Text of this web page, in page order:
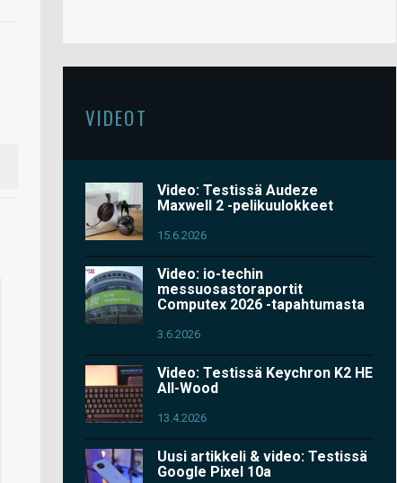
VIDEOT
Video: Testissä Audeze
Maxwell 2 -pelikuulokkeet
15.6.2026
Video: io-techin
messuosastoraportit
Computex 2026 -tapahtumasta
3.6.2026
Video: Testissä Keychron K2 HE
All-Wood
13.4.2026
Uusi artikkeli & video: Testissä
Google Pixel 10a